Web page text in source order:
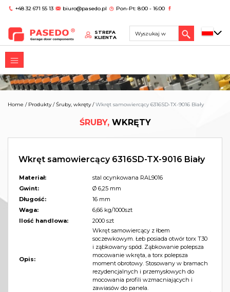
+48 32 671 55 13 biuro@pasedo.pl Pon-Pt: 8:00 - 16:00
STREFA
KLIENTA
Home / Produkty/Śruby, wkręty/Wkręt samowiercący 6316SD-TX-9016 Biały
ŚRUBY,WKRĘTY
Wkręt samowiercący 6316SD-TX-9016 Biały
Materiał:
stal ocynkowana RAL9016
Gwint:
Ø 6,25 mm
Długość:
16 mm
Waga:
6,66 kg/1000szt
Ilość handlowa:
2000 szt
Opis:
Wkręt samowiercący z łbem
soczewkowym. Łeb posiada otwór torx T30
i ząbkowany spód. Ząbkowanie polepsza
mocowanie wkręta, a torx polepsza
moment obrotowy. Stosowany w bramach
rezydencjalnych i przemysłowych do
mocowania profili wzmacniających i
zawiasów do panela.